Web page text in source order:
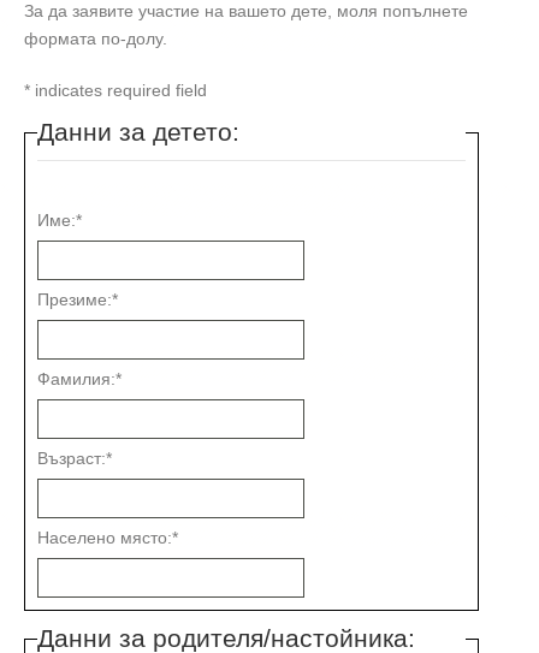
За да заявите участие на вашето дете, моля попълнете
формата по-долу.
* indicates required field
Данни за детето:
Име:*
Презиме:*
Фамилия:*
Възраст:*
Населено място:*
Данни за родителя/настойника: